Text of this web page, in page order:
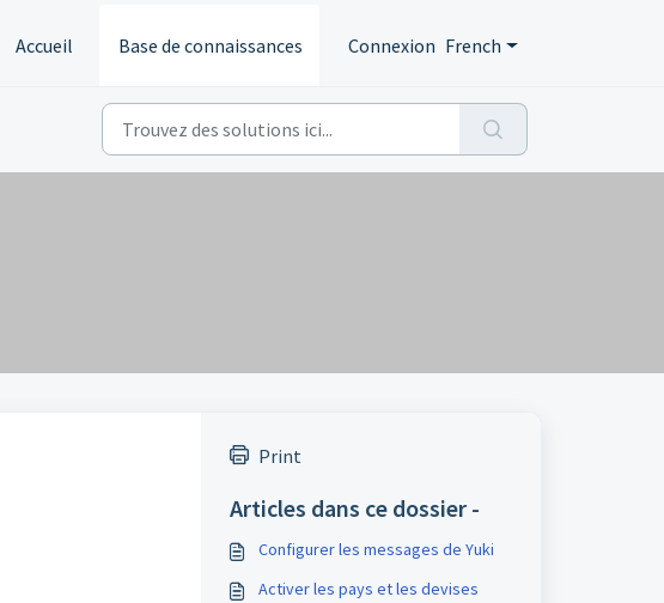
Accueil Base de connaissances Connexion French
Print
Articles dans ce dossier -
Configurer les messages de Yuki
Activer les pays et les devises